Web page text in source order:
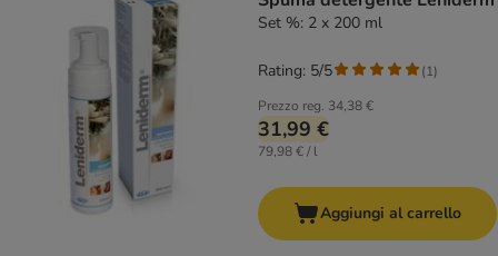
Set %: 2 x 200 ml
Prezzo reg. 34,38 €
31,99 €
79,98 € / l
Rating: 5/5 (1)
Aggiungi al carrello